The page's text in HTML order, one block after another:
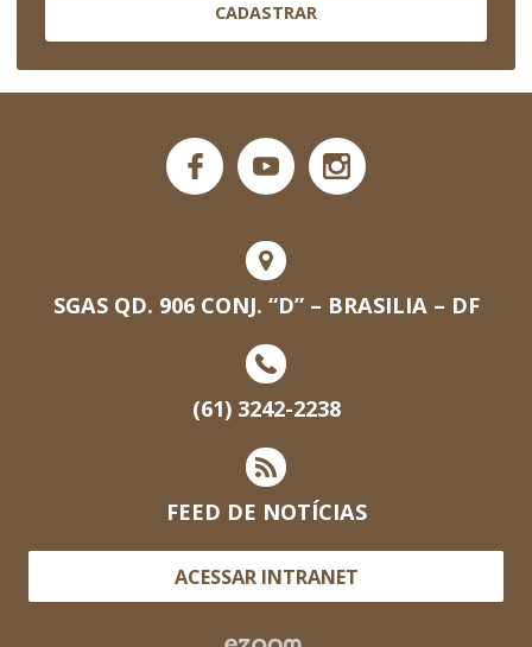
CADASTRAR
SGAS QD. 906 CONJ. “D” – BRASILIA – DF
(61) 3242-2238
FEED DE NOTÍCIAS
ACESSAR INTRANET